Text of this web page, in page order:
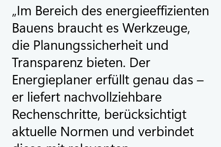
Im Bereich des energieeffizienten
Bauens braucht es Werkzeuge,
die Planungssicherheit und
Transparenz bieten. Der
Energieplaner erfüllt genau das –
er liefert nachvollziehbare
Rechenschritte, berücksichtigt
aktuelle Normen und verbindet